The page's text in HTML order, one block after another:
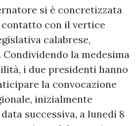
si è concretizzata
con il vertice
calabrese,
la medesima
i due presidenti hanno
la convocazione
inizialmente
successiva, a lunedì 8